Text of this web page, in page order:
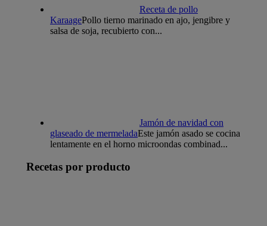
Receta de pollo
KaraagePollo tierno marinado en ajo, jengibre y
salsa de soja, recubierto con...
Jamón de navidad con
glaseado de mermeladaEste jamón asado se cocina
lentamente en el horno microondas combinad...
Recetas por producto